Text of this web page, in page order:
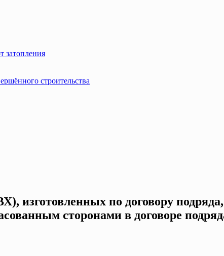
затопления
строительства
изготовленных по договору
сторонами в договоре